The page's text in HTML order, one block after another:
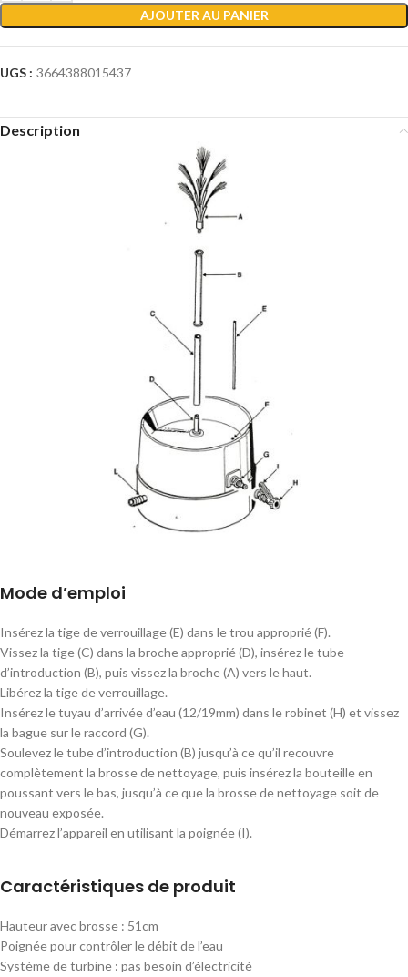
AJOUTER AU PANIER
UGS : 3664388015437
Description
Mode d’emploi
Insérez la tige de verrouillage (E) dans le trou approprié (F).
Vissez la tige (C) dans la broche approprié (D), insérez le tube
d’introduction (B), puis vissez la broche (A) vers le haut.
Libérez la tige de verrouillage.
Insérez le tuyau d’arrivée d’eau (12/19mm) dans le robinet (H) et vissez
la bague sur le raccord (G).
Soulevez le tube d’introduction (B) jusqu’à ce qu’il recouvre
complètement la brosse de nettoyage, puis insérez la bouteille en
poussant vers le bas, jusqu’à ce que la brosse de nettoyage soit de
nouveau exposée.
Démarrez l’appareil en utilisant la poignée (I).
Caractéristiques de produit
Hauteur avec brosse : 51cm
Poignée pour contrôler le débit de l’eau
Système de turbine : pas besoin d’électricité